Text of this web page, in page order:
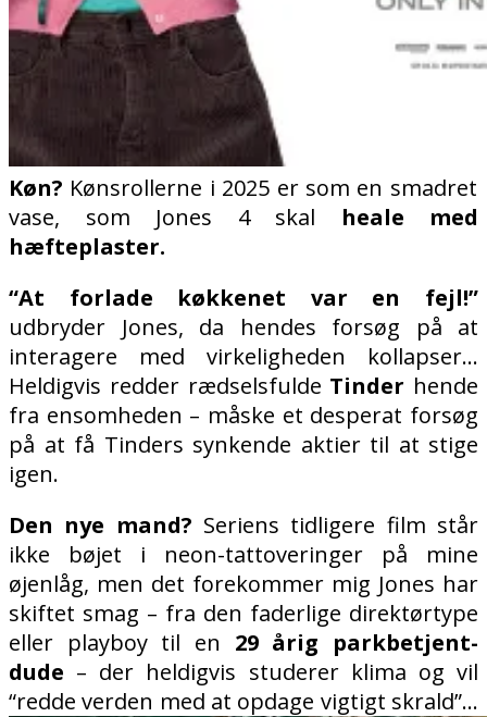
Køn? Kønsrollerne i 2025 er som en smadret
vase, som Jones 4 skal heale med
hæfteplaster.
“At forlade køkkenet var en fejl!”
udbryder Jones, da hendes forsøg på at
interagere med virkeligheden kollapser…
Heldigvis redder rædselsfulde Tinder hende
fra ensomheden – måske et desperat forsøg
på at få Tinders synkende aktier til at stige
igen.
Den nye mand? Seriens tidligere film står
ikke bøjet i neon-tattoveringer på mine
øjenlåg, men det forekommer mig Jones har
skiftet smag – fra den faderlige direktørtype
eller playboy til en 29 årig parkbetjent-
dude – der heldigvis studerer klima og vil
“redde verden med at opdage vigtigt skrald”…